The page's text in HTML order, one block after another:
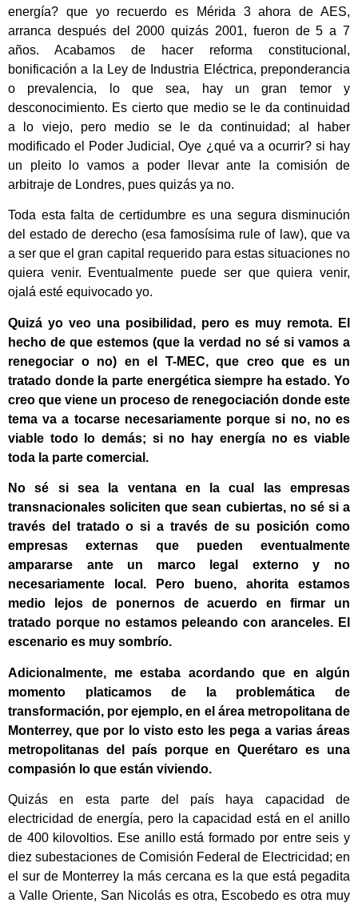
energía? que yo recuerdo es Mérida 3 ahora de AES,
arranca después del 2000 quizás 2001, fueron de 5 a 7
años. Acabamos de hacer reforma constitucional,
bonificación a la Ley de Industria Eléctrica, preponderancia
o prevalencia, lo que sea, hay un gran temor y
desconocimiento. Es cierto que medio se le da continuidad
a lo viejo, pero medio se le da continuidad; al haber
modificado el Poder Judicial, Oye ¿qué va a ocurrir? si hay
un pleito lo vamos a poder llevar ante la comisión de
arbitraje de Londres, pues quizás ya no.
Toda esta falta de certidumbre es una segura disminución
del estado de derecho (esa famosísima rule of law), que va
a ser que el gran capital requerido para estas situaciones no
quiera venir. Eventualmente puede ser que quiera venir,
ojalá esté equivocado yo.
Quizá yo veo una posibilidad, pero es muy remota. El
hecho de que estemos (que la verdad no sé si vamos a
renegociar o no) en el T-MEC, que creo que es un
tratado donde la parte energética siempre ha estado. Yo
creo que viene un proceso de renegociación donde este
tema va a tocarse necesariamente porque si no, no es
viable todo lo demás; si no hay energía no es viable
toda la parte comercial.
No sé si sea la ventana en la cual las empresas
transnacionales soliciten que sean cubiertas, no sé si a
través del tratado o si a través de su posición como
empresas externas que pueden eventualmente
ampararse ante un marco legal externo y no
necesariamente local. Pero bueno, ahorita estamos
medio lejos de ponernos de acuerdo en firmar un
tratado porque no estamos peleando con aranceles. El
escenario es muy sombrío.
Adicionalmente, me estaba acordando que en algún
momento platicamos de la problemática de
transformación, por ejemplo, en el área metropolitana de
Monterrey, que por lo visto esto les pega a varias áreas
metropolitanas del país porque en Querétaro es una
compasión lo que están viviendo.
Quizás en esta parte del país haya capacidad de
electricidad de energía, pero la capacidad está en el anillo
de 400 kilovoltios. Ese anillo está formado por entre seis y
diez subestaciones de Comisión Federal de Electricidad; en
el sur de Monterrey la más cercana es la que está pegadita
a Valle Oriente, San Nicolás es otra, Escobedo es otra muy